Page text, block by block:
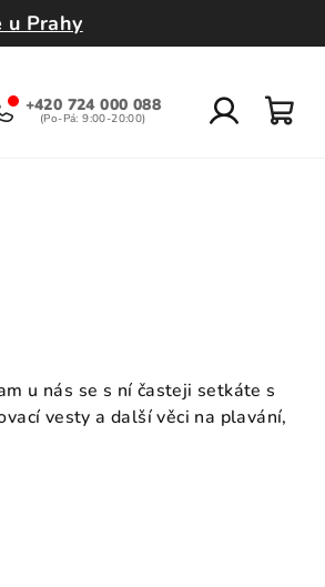
u Prahy
+420 724 000 088
u nás se s ní časteji setkáte s
vesty a další věci na plavání,